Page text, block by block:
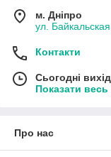
м. Дніпро
ул.
Контакти
Сьогодні
Показати
Про нас